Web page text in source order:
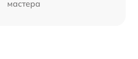
мастера